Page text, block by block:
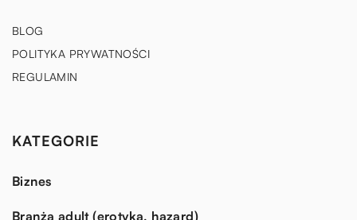
BLOG
POLITYKA PRYWATNOŚCI
REGULAMIN
KATEGORIE
Biznes
Branża adult (erotyka, hazard)